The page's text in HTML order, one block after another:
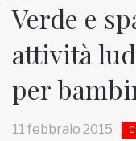
HOME
Verde e
attività
per
11 febbraio 2015